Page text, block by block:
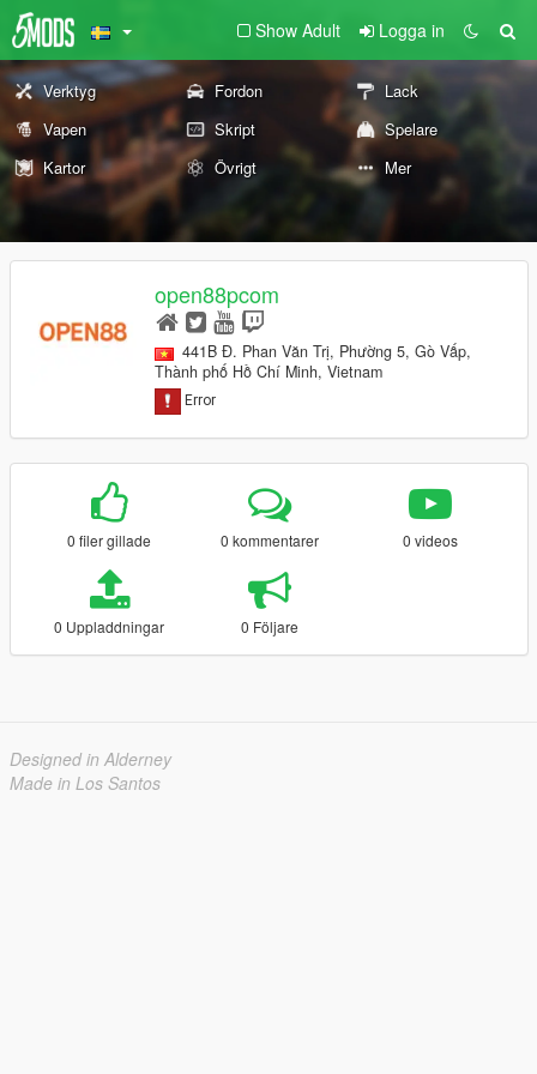
Show Adult Logga in
Verktyg Fordon
Lack
Vapen
Skript
Spelare
Kartor
Övrigt Mer
open88pcom
441B Đ. Phan Văn Trị, Phường 5, Gò Vấp,
Thành phố Hồ Chí Minh, Vietnam
0 filer gillade 0 kommentarer 0 videos
0 Uppladdningar 0 Följare
Designed in Alderney
Made in Los Santos